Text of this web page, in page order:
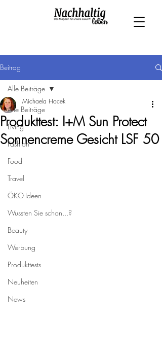
Beitrag
Alle Beiträge
Living
Fashion
Food
Travel
ÖKO-Ideen
Wussten Sie schon...?
Beauty
Werbung
Produkttests
Neuheiten
News
Alle Beiträge
Produkttest: I+M Sun Protect
Sonnencreme Gesicht LSF 50
Michaela Hocek